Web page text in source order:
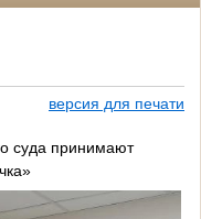
версия для печати
суда принимают